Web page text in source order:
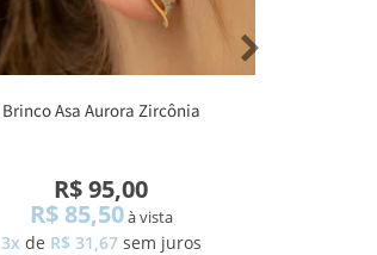
Brinco Asa Aurora Zircônia
R$ 95,00
R$ 85,50à vista
3x de R$ 31,67 sem juros